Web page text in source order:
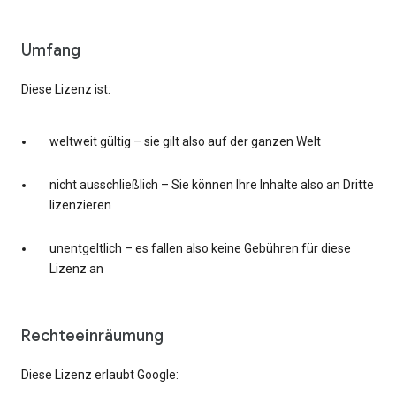
Umfang
Diese Lizenz ist:
weltweit gültig – sie gilt also auf der ganzen Welt
nicht ausschließlich – Sie können Ihre Inhalte also an Dritte
lizenzieren
unentgeltlich – es fallen also keine Gebühren für diese
Lizenz an
Rechteeinräumung
Diese Lizenz erlaubt Google: